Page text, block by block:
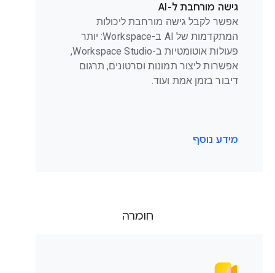
גישה מורחבת ל-AI
אפשר לקבל גישה מורחבת ליכולות
המתקדמות של AI ב-Workspace: יותר
פעולות אוטומטיות ב-Workspace Studio,
אפשרות ליצור תמונות וסרטונים, תרגום
דיבור בזמן אמת ועוד.
מידע נוסף
חומרה